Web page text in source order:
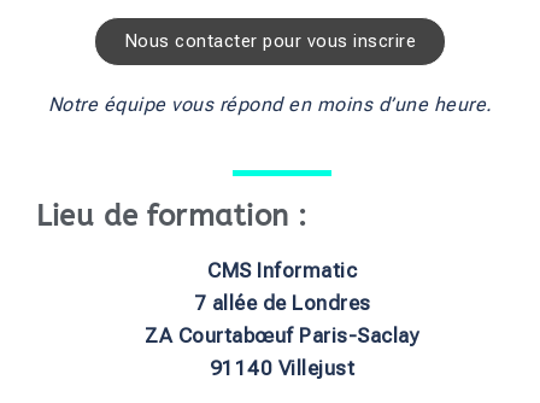
Nous contacter pour vous inscrire
Notre équipe vous répond en moins d’une heure.
Lieu de formation :
CMS Informatic
7 allée de Londres
ZA Courtabœuf Paris-Saclay
91140 Villejust